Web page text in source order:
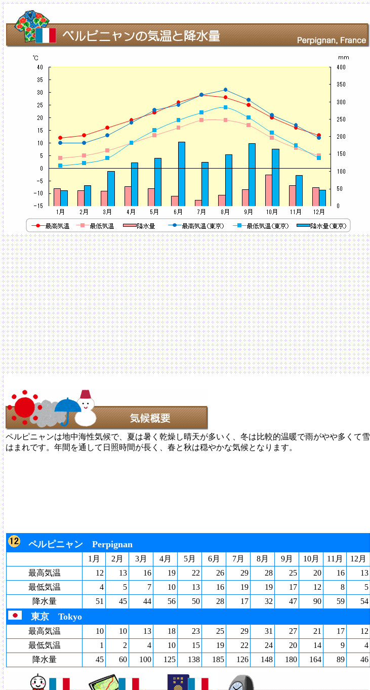
ペルピニャンは地中海性気候で、夏は暑く乾燥し晴天が多いく、冬は比較的温暖で雨がやや多くて雪
はまれです。年間を通して日照時間が長く、春と秋は穏やかな気候となります。
ペルピニャン Perpignan
1月 2月 3月 4月 5月 6月 7月 8月 9月 10月 11月
12月
最高気温
12 13 16 19 22 26 29 28 25 20 16
13
最低気温
4 5 7 10 13 16 19 19 17 12 8
5
降水量
51 45 44 56 50 28 17 32 47 90 59 54
東京 Tokyo
最高気温 10 10 13 18 23 25 29 31 27 21 17
12
最低気温
1 2 4 10 15 19 22 24 20 14 9
4
降水量
45 60 100 125 138 185 126 148 180 164 89 46